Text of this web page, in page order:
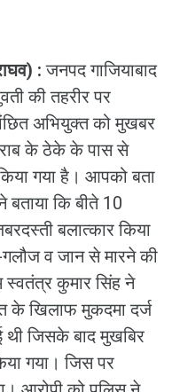
:जनपद गाजियाबाद
की तहरीर पर
अभियुक्त को मुखबर
के ठेके के पास से
गया है। आपको बता
कि बीते 10
बलात्कार किया
गलौज व जान से मारने की
स्वतंत्र कुमार सिंह ने
के खिलाफ मुकदमा दर्ज
थी जिसके बाद मुखबिर
गया। जिस पर